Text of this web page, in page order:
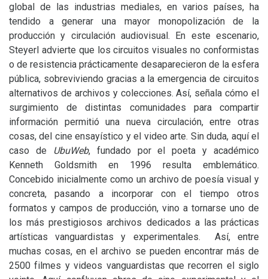
global de las industrias mediales, en varios países, ha
tendido a generar una mayor monopolización de la
producción y circulación audiovisual. En este escenario,
Steyerl advierte que los circuitos visuales no conformistas
o de resistencia prácticamente desaparecieron de la esfera
pública, sobreviviendo gracias a la emergencia de circuitos
alternativos de archivos y colecciones. Así, señala cómo el
surgimiento de distintas comunidades para compartir
información permitió una nueva circulación, entre otras
cosas, del cine ensayístico y el video arte. Sin duda, aquí el
caso de
UbuWeb, fundado por el poeta y académico
Kenneth Goldsmith en 1996 resulta emblemático.
Concebido inicialmente como un archivo de poesía visual y
concreta, pasando a incorporar con el tiempo otros
formatos y campos de producción, vino a tornarse uno de
los más prestigiosos archivos dedicados a las prácticas
artísticas vanguardistas y experimentales. Así, entre
muchas cosas, en el archivo se pueden encontrar más de
2500 filmes y videos vanguardistas que recorren el siglo